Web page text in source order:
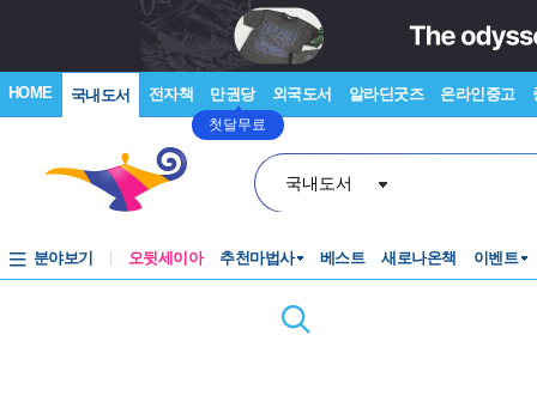
HOME 국내도서 전자책 만권당
첫달무료
외국도서 알라딘굿즈 온라인중고
국내도서
분야보기 오뒷세이아 추천마법사 베스트 새로나온책 이벤트